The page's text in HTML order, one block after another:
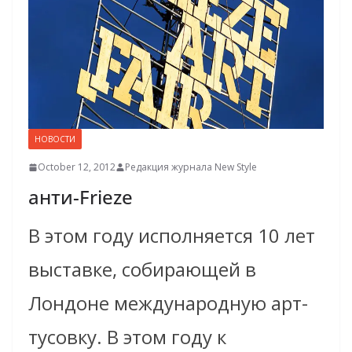
НОВОСТИ
October 12, 2012 Редакция журнала New Style
анти-Frieze
В этом году исполняется 10 лет
выставке, собирающей в
Лондоне международную арт-
тусовку. В этом году к